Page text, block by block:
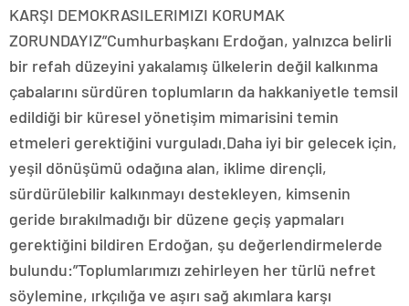
KARŞI DEMOKRASILERIMIZI KORUMAK
ZORUNDAYIZ”Cumhurbaşkanı Erdoğan, yalnızca belirli
bir refah düzeyini yakalamış ülkelerin değil kalkınma
çabalarını sürdüren toplumların da hakkaniyetle temsil
edildiği bir küresel yönetişim mimarisini temin
etmeleri gerektiğini vurguladı.Daha iyi bir gelecek için,
yeşil dönüşümü odağına alan, iklime dirençli,
sürdürülebilir kalkınmayı destekleyen, kimsenin
geride bırakılmadığı bir düzene geçiş yapmaları
gerektiğini bildiren Erdoğan, şu değerlendirmelerde
bulundu:”Toplumlarımızı zehirleyen her türlü nefret
söylemine, ırkçılığa ve aşırı sağ akımlara karşı